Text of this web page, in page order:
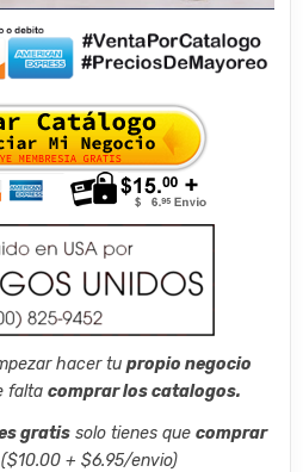
hacer tu propio negocio
falta comprar los catalogos.
gratis solo tienes que comprar
+ $6.95/envio)